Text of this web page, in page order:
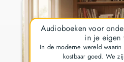
Audioboeken voor
in je eigen
In de moderne wereld
kostbaar goed. We